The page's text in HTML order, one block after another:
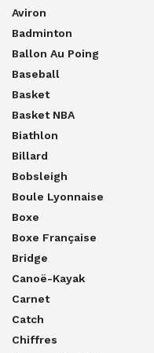
Aviron
Badminton
Ballon Au Poing
Baseball
Basket
Basket NBA
Biathlon
Billard
Bobsleigh
Boule Lyonnaise
Boxe
Boxe Française
Bridge
Canoë-Kayak
Carnet
Catch
Chiffres